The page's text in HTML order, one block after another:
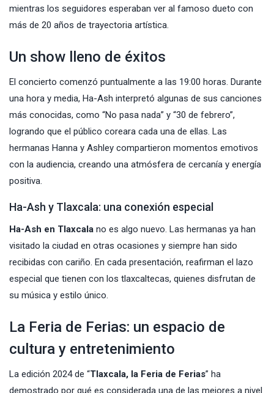
mientras los seguidores esperaban ver al famoso dueto con
más de 20 años de trayectoria artística.
Un show lleno de éxitos
El concierto comenzó puntualmente a las 19:00 horas. Durante
una hora y media, Ha-Ash interpretó algunas de sus canciones
más conocidas, como “No pasa nada” y “30 de febrero”,
logrando que el público coreara cada una de ellas. Las
hermanas Hanna y Ashley compartieron momentos emotivos
con la audiencia, creando una atmósfera de cercanía y energía
positiva.
Ha-Ash y Tlaxcala: una conexión especial
Ha-Ash en Tlaxcala no es algo nuevo. Las hermanas ya han
visitado la ciudad en otras ocasiones y siempre han sido
recibidas con cariño. En cada presentación, reafirman el lazo
especial que tienen con los tlaxcaltecas, quienes disfrutan de
su música y estilo único.
La Feria de Ferias: un espacio de
cultura y entretenimiento
La edición 2024 de “Tlaxcala, la Feria de Ferias” ha
demostrado por qué es considerada una de las mejores a nivel